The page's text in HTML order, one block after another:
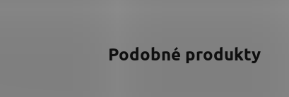
Podobné produkty